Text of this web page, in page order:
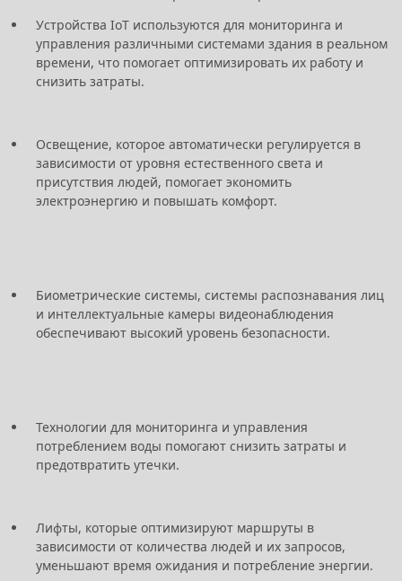
Устройства IoT используются для мониторинга и
управления различными системами здания в реальном
времени, что помогает оптимизировать их работу и
снизить затраты.
Освещение, которое автоматически регулируется в
зависимости от уровня естественного света и
присутствия людей, помогает экономить
электроэнергию и повышать комфорт.
Биометрические системы, системы распознавания лиц
и интеллектуальные камеры видеонаблюдения
обеспечивают высокий уровень безопасности.
Технологии для мониторинга и управления
потреблением воды помогают снизить затраты и
предотвратить утечки.
Лифты, которые оптимизируют маршруты в
зависимости от количества людей и их запросов,
уменьшают время ожидания и потребление энергии.